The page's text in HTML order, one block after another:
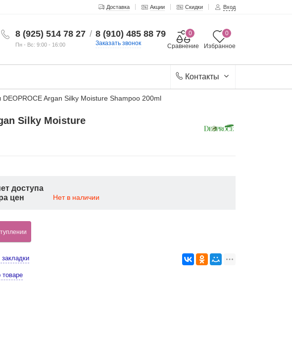
Доставка Акции Скидки Вход
8 (925) 514 78 27
Пн - Вс: 9:00 - 16:00
/ 8 (910) 485 88 79
Заказать звонок Избранное
0
Сравнение
0
Контакты
Argan Silky Moisture Shampoo 200ml
Silky Moisture
доступа
цен
Нет в наличии
товаре